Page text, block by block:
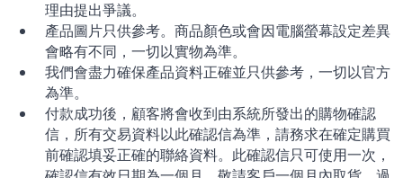
理由提出爭議。
產品圖片只供參考。商品顏色或會因電腦螢幕設定差異
會略有不同，一切以實物為準。
我們會盡力確保產品資料正確並只供參考，一切以官方
為準。
付款成功後，顧客將會收到由系統所發出的購物確認
信，所有交易資料以此確認信為準，請務求在確定購買
前確認填妥正確的聯絡資料。此確認信只可使用一次，